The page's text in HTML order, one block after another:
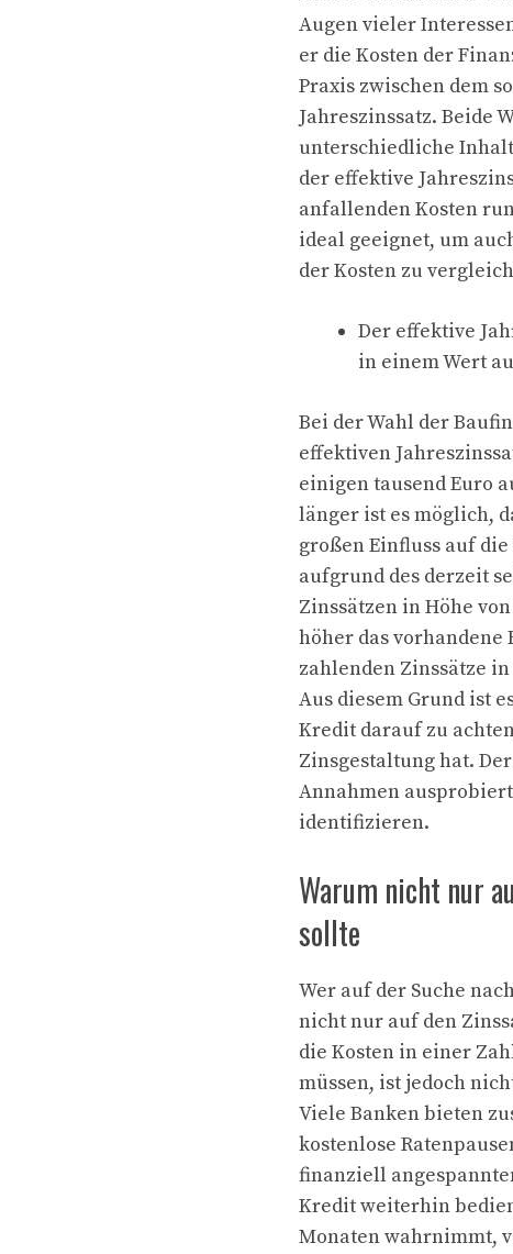
Augen vieler
er die Kosten der
Praxis zwischen dem
Jahreszinssatz. Beide
unterschiedliche
der effektive
anfallenden Kosten
ideal geeignet, um
der Kosten zu
Der effektive
in einem Wert
Bei der Wahl der
effektiven
einigen tausend Euro
länger ist es möglich,
großen Einfluss auf
aufgrund des derzeit
Zinssätzen in Höhe
höher das
zahlenden Zinssätze
Aus diesem Grund ist
Kredit darauf zu
Zinsgestaltung hat.
Annahmen
identifizieren.
Warum nicht nur
sollte
Wer auf der Suche
nicht nur auf den
die Kosten in einer
müssen, ist jedoch
Viele Banken bieten
kostenlose
finanziell
Kredit weiterhin
Monaten wahrnimmt,